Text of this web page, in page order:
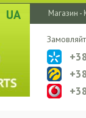
UA Магазин -